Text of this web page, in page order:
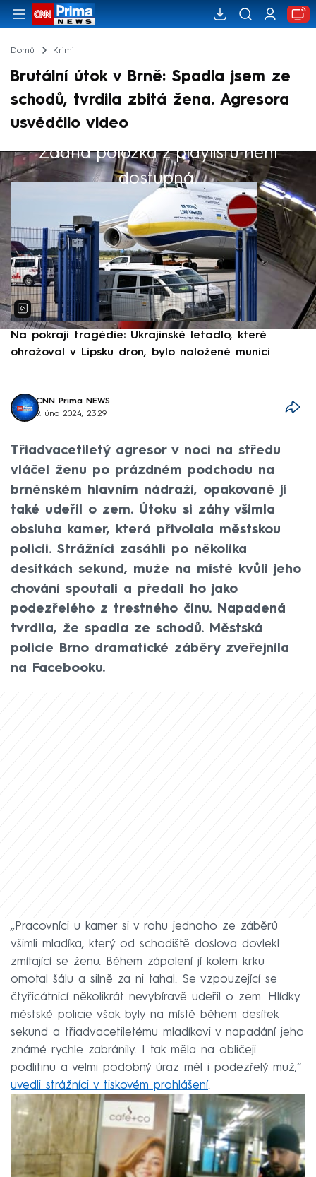
Domů Krimi
Brutální útok v Brně: Spadla jsem ze
schodů, tvrdila zbitá žena. Agresora
usvědčilo video
Žádná položka z playlistu není
dostupná.
Výběr redakce
Na pokraji tragédie: Ukrajinské letadlo, které
ohrožoval v Lipsku dron, bylo naložené municí
CNN Prima NEWS
9. úno 2024, 23:29
Třiadvacetiletý agresor v noci na středu
vláčel ženu po prázdném podchodu na
brněnském hlavním nádraží, opakovaně ji
také udeřil o zem. Útoku si záhy všimla
obsluha kamer, která přivolala městskou
policii. Strážníci zasáhli po několika
desítkách sekund, muže na místě kvůli jeho
chování spoutali a předali ho jako
podezřelého z trestného činu. Napadená
tvrdila, že spadla ze schodů. Městská
policie Brno dramatické záběry zveřejnila
na Facebooku.
„Pracovníci u kamer si v rohu jednoho ze záběrů
všimli mladíka, který od schodiště doslova dovlekl
zmítající se ženu. Během zápolení jí kolem krku
omotal šálu a silně za ni tahal. Se vzpouzející se
čtyřicátnicí několikrát nevybíravě udeřil o zem. Hlídky
městské policie však byly na místě během desítek
sekund a třiadvacetiletému mladíkovi v napadání jeho
známé rychle zabránily. I tak měla na obličeji
podlitinu a velmi podobný úraz měl i podezřelý muž,“
uvedli strážníci v tiskovém prohlášení.